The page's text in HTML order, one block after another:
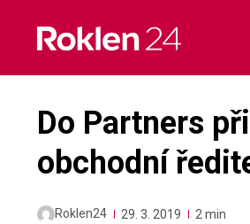
content
Do Partners
obchodní
Roklen24 29. 3. 2019 2 min